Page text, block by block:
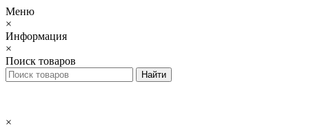
Меню
×
Информация
×
Поиск товаров
×